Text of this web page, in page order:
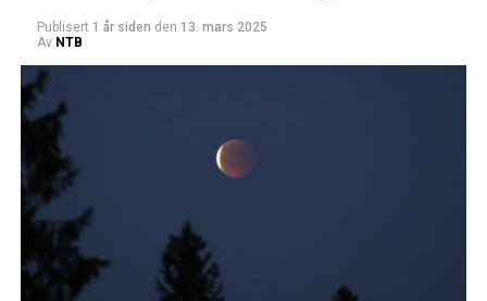
Publisert 1 år siden den 13. mars 2025
Av NTB